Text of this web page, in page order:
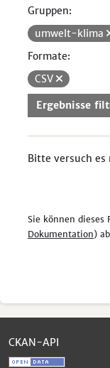
Gruppen:
umwelt-klima
Formate:
CSV
Ergebnisse
Bitte versuch es
Sie können dieses
Dokumentation)
CKAN-API